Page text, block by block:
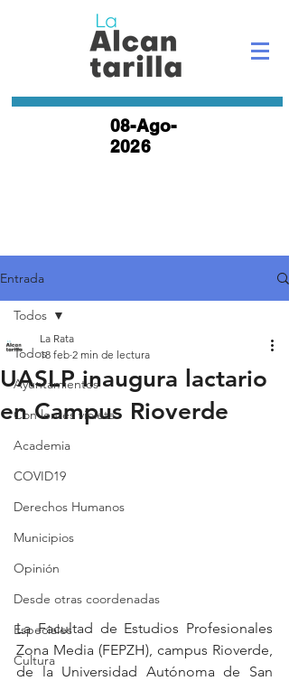
08-Ago-
2026
Entrada
Todos
Ayuntamientos
Con lentes violeta
Academia
COVID19
Derechos Humanos
Municipios
Opinión
Desde otras coordenadas
Especiales
Cultura
Todos
UASLP inaugura lactario
en Campus Rioverde
La Rata
18 feb 2 min de lectura
La Facultad de Estudios Profesionales
Zona Media (FEPZH), campus Rioverde,
de la Universidad Autónoma de San